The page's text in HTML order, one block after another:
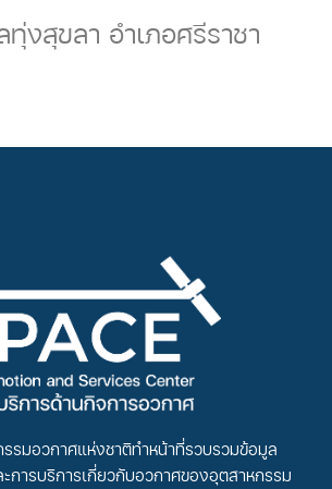
งสุขลา อำเภอศรีราชา
รมอวกาศแห่งชาติทำหน้าที่รวบรวมข้อมูล
การบริการเกี่ยวกับอวกาศของอุตสาหกรรม